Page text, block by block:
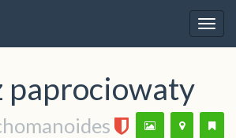
paprociowaty